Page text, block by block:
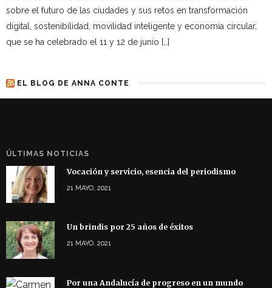
sobre el futuro de las ciudades y sus retos en transformación
digital, sostenibilidad, movilidad inteligente y economía circular,
que se ha celebrado el 11 y 12 de junio […]
EL BLOG DE ANNA CONTE
ÚLTIMAS NOTICIAS
Vocación y servicio, esencia del periodismo
21 MAYO, 2021
Un brindis por 25 años de éxitos
21 MAYO, 2021
Por una Andalucía de progreso en un mundo